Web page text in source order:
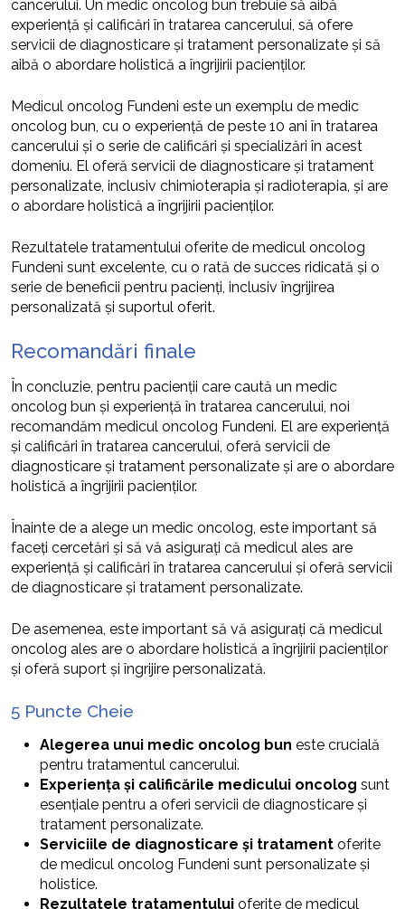
cancerului. Un medic oncolog bun trebuie să aibă
experiență și calificări în tratarea cancerului, să ofere
servicii de diagnosticare și tratament personalizate și să
aibă o abordare holistică a îngrijirii pacienților.
Medicul oncolog Fundeni este un exemplu de medic
oncolog bun, cu o experiență de peste 10 ani în tratarea
cancerului și o serie de calificări și specializări în acest
domeniu. El oferă servicii de diagnosticare și tratament
personalizate, inclusiv chimioterapia și radioterapia, și are
o abordare holistică a îngrijirii pacienților.
Rezultatele tratamentului oferite de medicul oncolog
Fundeni sunt excelente, cu o rată de succes ridicată și o
serie de beneficii pentru pacienți, inclusiv îngrijirea
personalizată și suportul oferit.
Recomandări finale
În concluzie, pentru pacienții care caută un medic
oncolog bun și experiență în tratarea cancerului, noi
recomandăm medicul oncolog Fundeni. El are experiență
și calificări în tratarea cancerului, oferă servicii de
diagnosticare și tratament personalizate și are o abordare
holistică a îngrijirii pacienților.
Înainte de a alege un medic oncolog, este important să
faceți cercetări și să vă asigurați că medicul ales are
experiență și calificări în tratarea cancerului și oferă servicii
de diagnosticare și tratament personalizate.
De asemenea, este important să vă asigurați că medicul
oncolog ales are o abordare holistică a îngrijirii pacienților
și oferă suport și îngrijire personalizată.
5 Puncte Cheie
Alegerea unui medic oncolog bun este crucială
pentru tratamentul cancerului.
Experiența și calificările medicului oncolog sunt
esențiale pentru a oferi servicii de diagnosticare și
tratament personalizate.
Serviciile de diagnosticare și tratament oferite
de medicul oncolog Fundeni sunt personalizate și
holistice.
Rezultatele tratamentului oferite de medicul